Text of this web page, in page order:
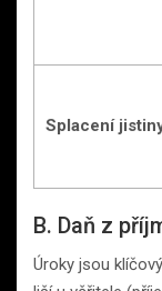
Splacení
B. Daň z
Úroky jsou